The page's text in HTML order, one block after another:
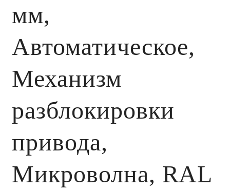
мм,
Автоматическое,
Механизм
разблокировки
привода,
Микроволна, RAL